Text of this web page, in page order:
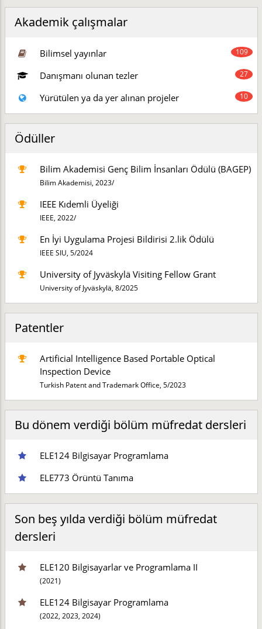
Akademik çalışmalar
Bilimsel yayınlar 109
Danışmanı olunan tezler 27
Yürütülen ya da yer alınan projeler 10
Ödüller
Bilim Akademisi Genç Bilim İnsanları Ödülü (BAGEP)
Bilim Akademisi, 2023/
IEEE Kıdemli Üyeliği
IEEE, 2022/
En İyi Uygulama Projesi Bildirisi 2.lik Ödülü
IEEE SIU, 5/2024
University of Jyväskylä Visiting Fellow Grant
University of Jyväskylä, 8/2025
Patentler
Artificial Intelligence Based Portable Optical
Inspection Device
Turkish Patent and Trademark Office, 5/2023
Bu dönem verdiği bölüm müfredat dersleri
ELE124 Bilgisayar Programlama
ELE773 Örüntü Tanıma
Son beş yılda verdiği bölüm müfredat
dersleri
ELE120 Bilgisayarlar ve Programlama II
(2021)
ELE124 Bilgisayar Programlama
(2022, 2023, 2024)